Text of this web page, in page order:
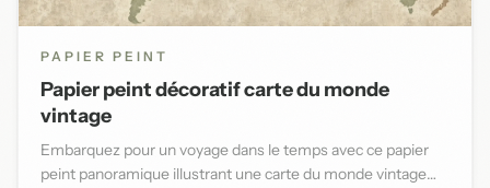
PAPIER PEINT
Papier peint décoratif carte du monde
vintage
Embarquez pour un voyage dans le temps avec ce papier
peint panoramique illustrant une carte du monde vintage